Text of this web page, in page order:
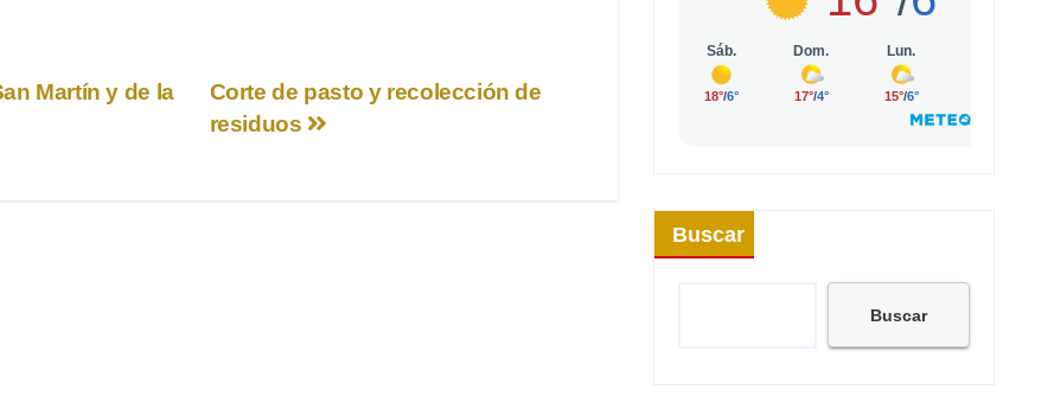
Corte de pasto y recolección de
residuos
Martín y de la
Buscar
Buscar